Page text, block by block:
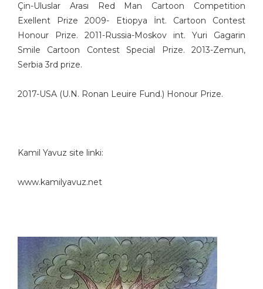
İsa Efe
İsmail Biret
İsmail Kar
Kamil Masaracı
Kemal Urgenç
Kurtuluş Ayyıldız
Levent Öncü
Lütfü Çakın
Mahmut Akgün
Çin-Uluslar Arası Red Man Cartoon Competition
Exellent Prize 2009- Etiopya İnt. Cartoon Contest
Honour Prize. 2011-Russia-Moskov int. Yuri Gagarin
Smile Cartoon Contest Special Prize. 2013-Zemun,
Serbia 3rd prize.
2017-USA (U.N. Ronan Leuire Fund.) Honour Prize.
Kamil Yavuz site linki:
www.kamilyavuz.net